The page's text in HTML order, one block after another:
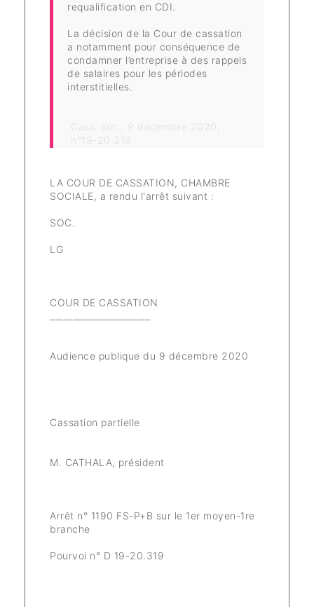
requalification en CDI.
La décision de la Cour de cassation
a notamment pour conséquence de
condamner l’entreprise à des rappels
de salaires pour les périodes
interstitielles.
Cass. soc., 9 décembre 2020,
n°19-20.319
LA COUR DE CASSATION, CHAMBRE
SOCIALE, a rendu l'arrêt suivant :
SOC.
LG
COUR DE CASSATION
Audience publique du 9 décembre 2020
Cassation partielle
M. CATHALA, président
Arrêt n° 1190 FS-P+B sur le 1er moyen-1re
branche
Pourvoi n° D 19-20.319